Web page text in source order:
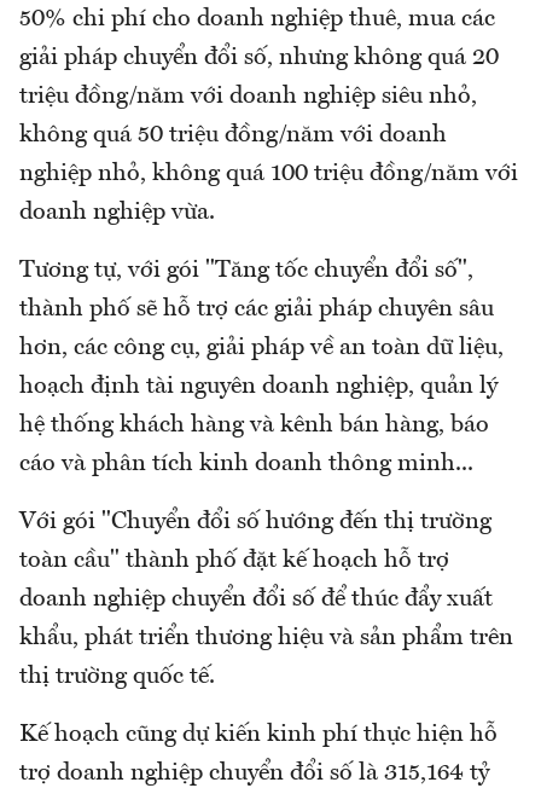
50% chi phí cho doanh nghiệp thuê, mua các
giải pháp chuyển đổi số, nhưng không quá 20
triệu đồng/năm với doanh nghiệp siêu nhỏ,
không quá 50 triệu đồng/năm với doanh
nghiệp nhỏ, không quá 100 triệu đồng/năm với
doanh nghiệp vừa.
Tương tự, với gói "Tăng tốc chuyển đổi số",
thành phố sẽ hỗ trợ các giải pháp chuyên sâu
hơn, các công cụ, giải pháp về an toàn dữ liệu,
hoạch định tài nguyên doanh nghiệp, quản lý
hệ thống khách hàng và kênh bán hàng, báo
cáo và phân tích kinh doanh thông minh...
Với gói "Chuyển đổi số hướng đến thị trường
toàn cầu" thành phố đặt kế hoạch hỗ trợ
doanh nghiệp chuyển đổi số để thúc đẩy xuất
khẩu, phát triển thương hiệu và sản phẩm trên
thị trường quốc tế.
Kế hoạch cũng dự kiến kinh phí thực hiện hỗ
trợ doanh nghiệp chuyển đổi số là 315,164 tỷ